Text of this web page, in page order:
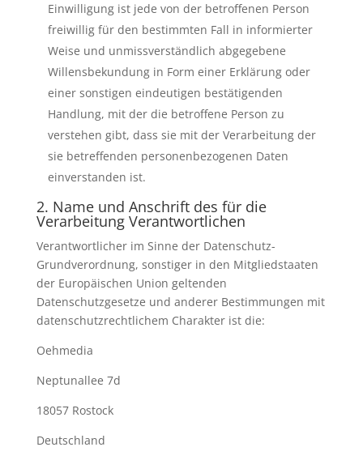
Einwilligung ist jede von der betroffenen Person
freiwillig für den bestimmten Fall in informierter
Weise und unmissverständlich abgegebene
Willensbekundung in Form einer Erklärung oder
einer sonstigen eindeutigen bestätigenden
Handlung, mit der die betroffene Person zu
verstehen gibt, dass sie mit der Verarbeitung der
sie betreffenden personenbezogenen Daten
einverstanden ist.
2. Name und Anschrift des für die
Verarbeitung Verantwortlichen
Verantwortlicher im Sinne der Datenschutz-
Grundverordnung, sonstiger in den Mitgliedstaaten
der Europäischen Union geltenden
Datenschutzgesetze und anderer Bestimmungen mit
datenschutzrechtlichem Charakter ist die:
Oehmedia
Neptunallee 7d
18057 Rostock
Deutschland